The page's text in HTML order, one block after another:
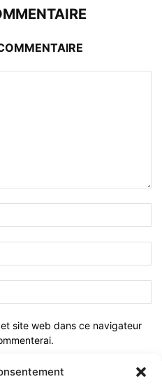
site web dans ce navigateur